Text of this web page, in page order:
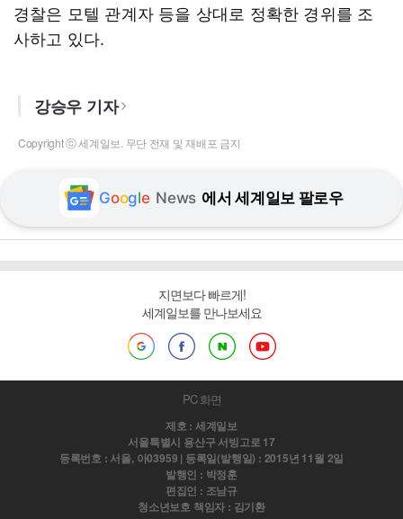
경찰은 모텔 관계자 등을 상대로 정확한 경위를 조
사하고 있다.
강승우 기자
Copyright ⓒ 세계일보. 무단 전재 및 재배포 금지
Google News 에서 세계일보 팔로우
지면보다 빠르게!
세계일보를 만나보세요
PC 화면
제호 : 세계일보
서울특별시 용산구 서빙고로 17
등록번호 : 서울, 아03959 | 등록일(발행일) : 2015년 11월 2일
발행인 : 박정훈
편집인 : 조남규
청소년보호 책임자 : 김기환